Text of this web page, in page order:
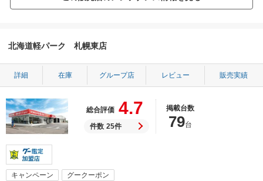
北海道軽パーク 札幌東店
詳細 在庫 グループ店 レビュー 販売実績
総合評価 4.7
件数 25件
掲載台数
79台
キャンペーン グークーポン